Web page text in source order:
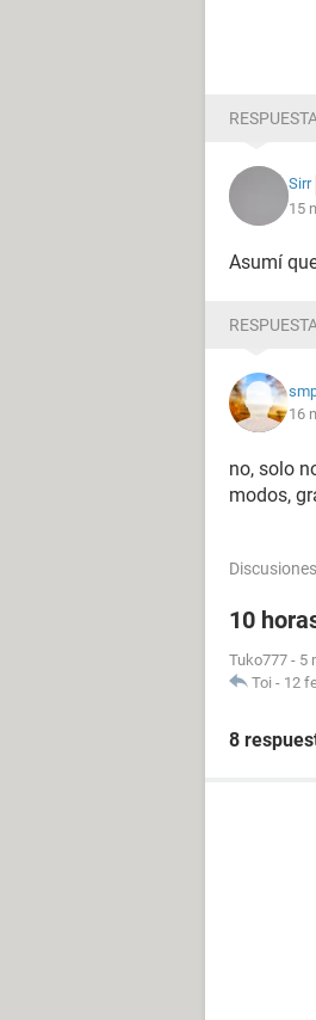
Sirr
15
Asumí
16
no, solo
modos,
10
Tuko777 - 5
Toi - 12
8